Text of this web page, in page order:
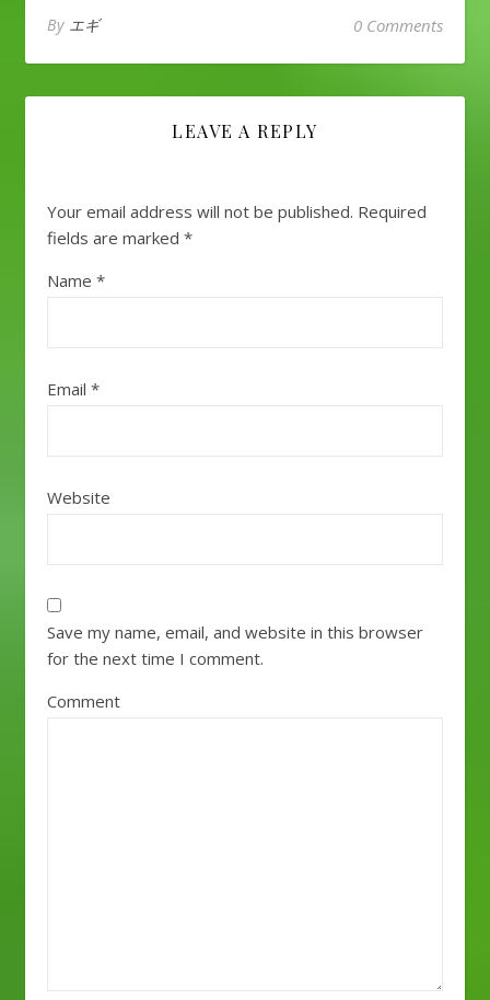
By エギ 0 Comments
LEAVE A REPLY
Your email address will not be published. Required
fields are marked *
Name *
Email *
Website
Save my name, email, and website in this browser
for the next time I comment.
Comment